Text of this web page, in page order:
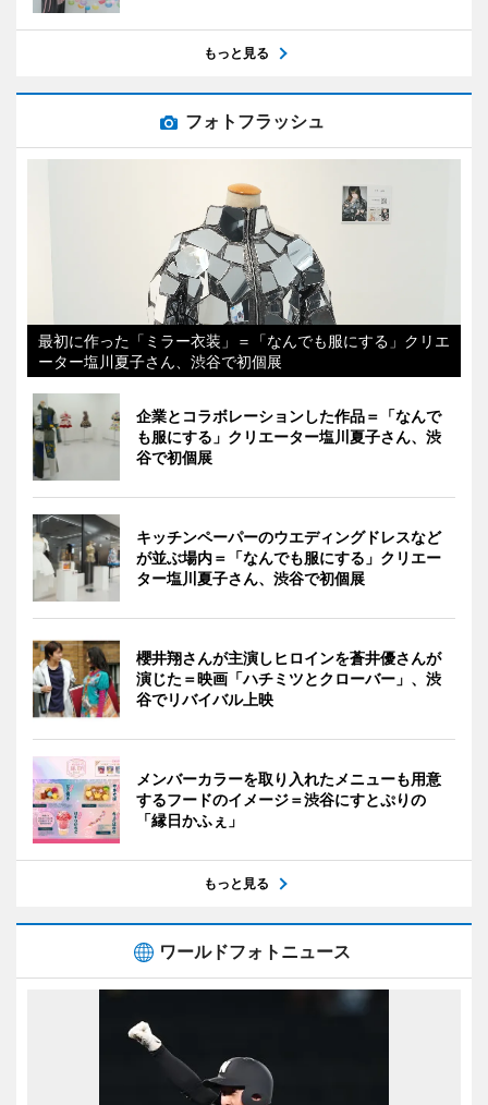
もっと見る
フォトフラッシュ
最初に作った「ミラー衣装」＝「なんでも服にする」クリエ
ーター塩川夏子さん、渋谷で初個展
企業とコラボレーションした作品＝「なんで
も服にする」クリエーター塩川夏子さん、渋
谷で初個展
キッチンペーパーのウエディングドレスなど
が並ぶ場内＝「なんでも服にする」クリエー
ター塩川夏子さん、渋谷で初個展
櫻井翔さんが主演しヒロインを蒼井優さんが
演じた＝映画「ハチミツとクローバー」、渋
谷でリバイバル上映
メンバーカラーを取り入れたメニューも用意
するフードのイメージ＝渋谷にすとぷりの
「縁日かふぇ」
もっと見る
ワールドフォトニュース